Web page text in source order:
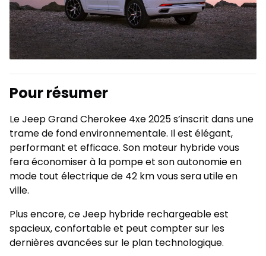
Pour résumer
Le Jeep Grand Cherokee 4xe 2025 s’inscrit dans une
trame de fond environnementale. Il est élégant,
performant et efficace. Son moteur hybride vous
fera économiser à la pompe et son autonomie en
mode tout électrique de 42 km vous sera utile en
ville.
Plus encore, ce Jeep hybride rechargeable est
spacieux, confortable et peut compter sur les
dernières avancées sur le plan technologique.